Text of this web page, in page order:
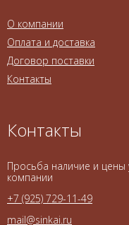
О компании
Оплата и доставка
Договор поставки
Контакты
Контакты
Просьба наличие и цены
компании
+7 (925) 729-11-49
mail@sinkai.ru